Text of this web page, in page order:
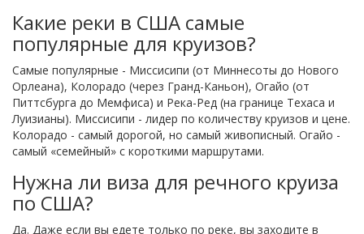
Какие реки в США самые
популярные для круизов?
Самые популярные - Миссисипи (от Миннесоты до Нового
Орлеана), Колорадо (через Гранд-Каньон), Огайо (от
Питтсбурга до Мемфиса) и Река-Ред (на границе Техаса и
Луизианы). Миссисипи - лидер по количеству круизов и цене.
Колорадо - самый дорогой, но самый живописный. Огайо -
самый «семейный» с короткими маршрутами.
Нужна ли виза для речного круиза
по США?
Да. Даже если вы едете только по реке, вы заходите в